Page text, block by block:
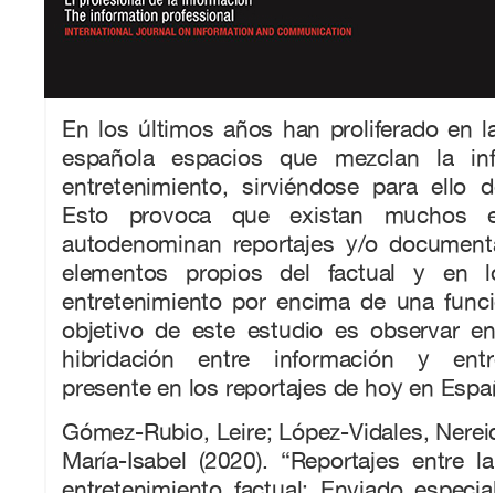
En los últimos años han proliferado en
española espacios que mezclan la
entretenimiento, sirviéndose para ello
Esto provoca que existan muchos
autodenominan reportajes y/o
elementos propios del factual y en
entretenimiento por encima de una
objetivo de este estudio es observar
hibridación entre información y
presente en los reportajes de hoy en
Gómez-Rubio, Leire; López-Vidales,
María-Isabel (2020). “Reportajes entre